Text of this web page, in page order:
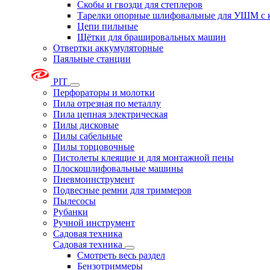
Скобы и гвозди для степлеров
Тарелки опорные шлифовальные для УШМ с
Цепи пильные
Щётки для брашировальных машин
Отвертки аккумуляторные
Паяльные станции
PIT
Перфораторы и молотки
Пила отрезная по металлу
Пила цепная электрическая
Пилы дисковые
Пилы сабельные
Пилы торцовочные
Пистолеты клеящие и для монтажной пены
Плоскошлифовальные машины
Пневмоинструмент
Подвесные ремни для триммеров
Пылесосы
Рубанки
Ручной инструмент
Садовая техника
Садовая техника
Смотреть весь раздел
Бензотриммеры